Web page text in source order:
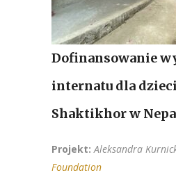
Dofinansowanie
internatu dla
Shaktikhor w
Projekt:Aleksandra
Foundation